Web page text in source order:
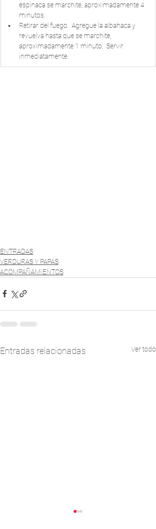
espinaca se marchite, aproximadamente 4
minutos.
Retirar del fuego.  Agregue la albahaca y
revuelva hasta que se marchite,
aproximadamente 1 minuto.  Servir
inmediatamente.
ENTRADAS
VERDURAS Y PAPAS
ACOMPAÑAMIENTOS
Entradas relacionadas Ver todo